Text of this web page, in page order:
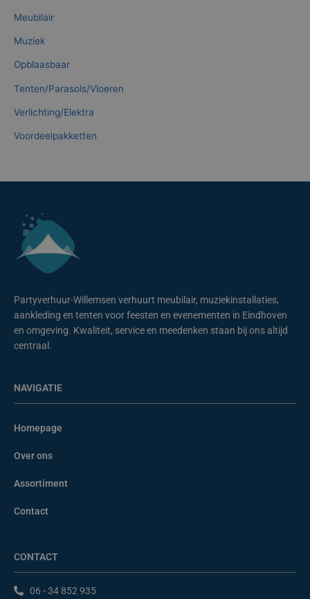
Meubilair
Muziek
Opblaasbaar
Tenten/Parasols/Vloeren
Verlichting/Elektra
Voordeelpakketten
Partyverhuur-Willemsen verhuurt meubilair, muziekinstallaties,
aankleding en tenten voor feesten en evenementen in Eindhoven
en omgeving. Kwaliteit, service en meedenken staan bij ons altijd
centraal.
NAVIGATIE
Homepage
Over ons
Assortiment
Contact
CONTACT
06 - 34 852 935